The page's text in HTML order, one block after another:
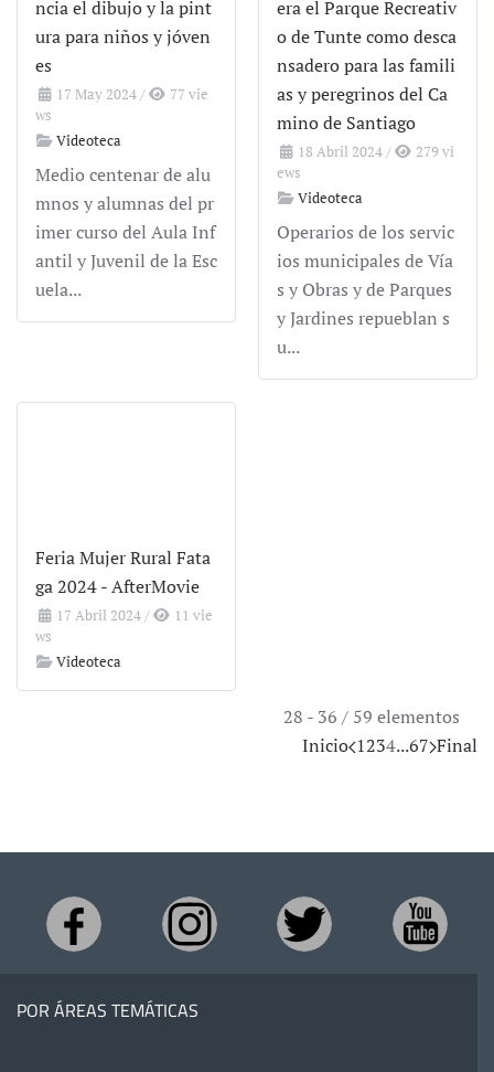
ncia el dibujo y la pint
ura para niños y jóven
es
17 May 2024/
77 vie
ws
Videoteca
Medio centenar de alu
mnos y alumnas del pr
imer curso del Aula Inf
antil y Juvenil de la Esc
uela...
era el Parque Recreativ
o de Tunte como desca
nsadero para las famili
as y peregrinos del Ca
mino de Santiago
18 Abril 2024/
279 vi
ews
Videoteca
Operarios de los servic
ios municipales de Vía
s y Obras y de Parques
y Jardines repueblan s
u...
Feria Mujer Rural Fata
ga 2024 - AfterMovie
17 Abril 2024/
11 vie
ws
Videoteca
28 - 36 / 59 elementos
Inicio 1234...67 Final
POR ÁREAS TEMÁTICAS